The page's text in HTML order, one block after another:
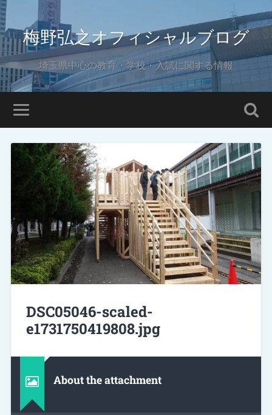
梅野弘之オフィシャルブログ
埼玉県中心の教育・学校・入試に関する情報
DSC05046-scaled-
e1731750419808.jpg
About the attachment